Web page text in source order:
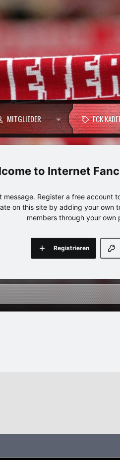
MITGLIEDER FCK
Internet
message. Register a free account
on this site by adding your own
members through your own
Registrieren